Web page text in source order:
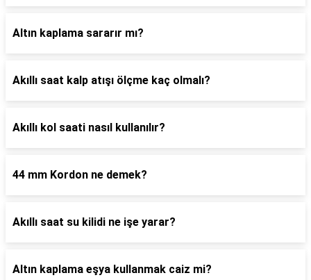
Altın kaplama sararır mı?
Akıllı saat kalp atışı ölçme kaç olmalı?
Akıllı kol saati nasıl kullanılır?
44 mm Kordon ne demek?
Akıllı saat su kilidi ne işe yarar?
Altın kaplama eşya kullanmak caiz mi?